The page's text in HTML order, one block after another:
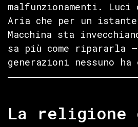
malfunzionamenti. Luci
Aria che per un istante
Macchina sta
sa più come ripararla —
generazioni nessuno
La religione